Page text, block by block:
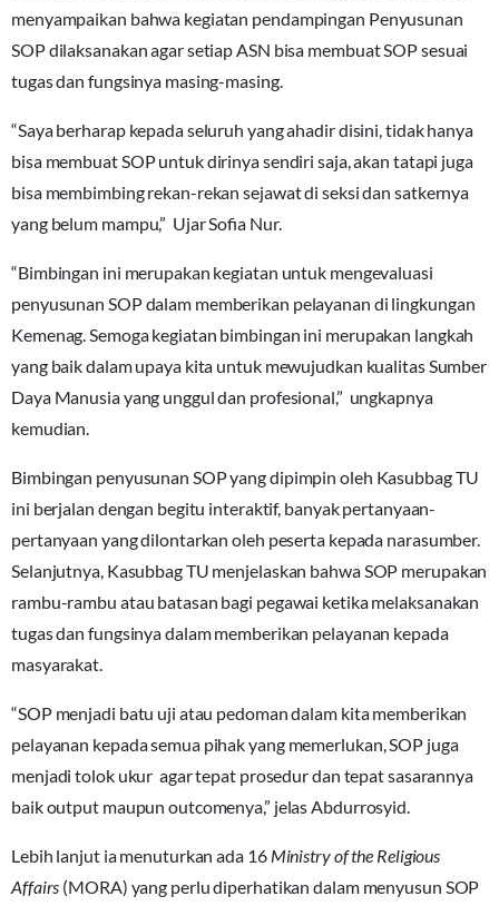
menyampaikan bahwa kegiatan pendampingan Penyusunan
SOP dilaksanakan agar setiap ASN bisa membuat SOP sesuai
tugas dan fungsinya masing-masing.
“Saya berharap kepada seluruh yang ahadir disini, tidak hanya
bisa membuat SOP untuk dirinya sendiri saja, akan tatapi juga
bisa membimbing rekan-rekan sejawat di seksi dan satkernya
yang belum mampu,” Ujar Sofia Nur.
“Bimbingan ini merupakan kegiatan untuk mengevaluasi
penyusunan SOP dalam memberikan pelayanan di lingkungan
Kemenag. Semoga kegiatan bimbingan ini merupakan langkah
yang baik dalam upaya kita untuk mewujudkan kualitas Sumber
Daya Manusia yang unggul dan profesional,” ungkapnya
kemudian.
Bimbingan penyusunan SOP yang dipimpin oleh Kasubbag TU
ini berjalan dengan begitu interaktif, banyak pertanyaan-
pertanyaan yang dilontarkan oleh peserta kepada narasumber.
Selanjutnya, Kasubbag TU menjelaskan bahwa SOP merupakan
rambu-rambu atau batasan bagi pegawai ketika melaksanakan
tugas dan fungsinya dalam memberikan pelayanan kepada
masyarakat.
“SOP menjadi batu uji atau pedoman dalam kita memberikan
pelayanan kepada semua pihak yang memerlukan, SOP juga
menjadi tolok ukur agar tepat prosedur dan tepat sasarannya
baik output maupun outcomenya,” jelas Abdurrosyid.
Lebih lanjut ia menuturkan ada 16 Ministry of the Religious
Affairs (MORA) yang perlu diperhatikan dalam menyusun SOP